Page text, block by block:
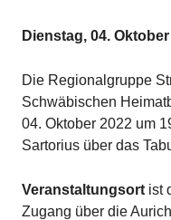
Dienstag, 04.
Die Regionalgruppe
Schwäbischen
04. Oktober 2022 um
Sartorius über das
Veranstaltungsort ist
Zugang über die